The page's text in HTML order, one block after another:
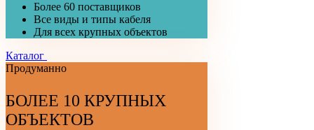
Более 60 поставщиков
Все виды и типы кабеля
Для всех крупных объектов
Каталог
Продуманно
БОЛЕЕ 10 КРУПНЫХ
ОБЪЕКТОВ